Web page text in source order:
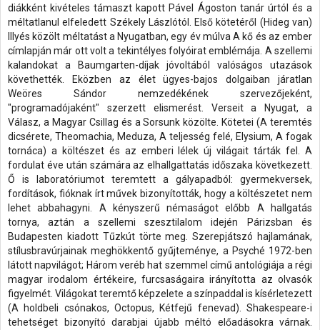
diákként kivételes támaszt kapott Pável Ágoston tanár úrtól és a
méltatlanul elfeledett Székely Lászlótól. Első kötetéről (Hideg van)
Illyés közölt méltatást a Nyugatban, egy év múlva A kő és az ember
címlapján már ott volt a tekintélyes folyóirat emblémája. A szellemi
kalandokat a Baumgarten-díjak jóvoltából valóságos utazások
követhették. Eközben az élet ügyes-bajos dolgaiban járatlan
Weöres Sándor nemzedékének szervezőjeként,
"programadójaként" szerzett elismerést. Verseit a Nyugat, a
Válasz, a Magyar Csillag és a Sorsunk közölte. Kötetei (A teremtés
dicsérete, Theomachia, Meduza, A teljesség felé, Elysium, A fogak
tornáca) a költészet és az emberi lélek új világait tárták fel. A
fordulat éve után számára az elhallgattatás időszaka következett.
Ő is laboratóriumot teremtett a gályapadból: gyermekversek,
fordítások, fióknak írt művek bizonyították, hogy a költészetet nem
lehet abbahagyni. A kényszerű némaságot előbb A hallgatás
tornya, aztán a szellemi szesztilalom idején Párizsban és
Budapesten kiadott Tűzkút törte meg. Szerepjátszó hajlamának,
stílusbravúrjainak meghökkentő gyűjteménye, a Psyché 1972-ben
látott napvilágot; Három veréb hat szemmel című antológiája a régi
magyar irodalom értékeire, furcsaságaira irányította az olvasók
figyelmét. Világokat teremtő képzelete a színpaddal is kísérletezett
(A holdbeli csónakos, Octopus, Kétfejű fenevad). Shakespeare-i
tehetséget bizonyító darabjai újabb méltó előadásokra várnak.